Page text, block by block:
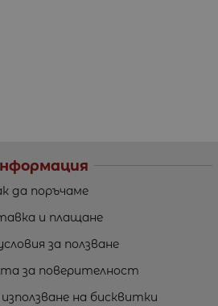
да поръчаме
и плащане
за ползване
за поверителност
на бисквитки